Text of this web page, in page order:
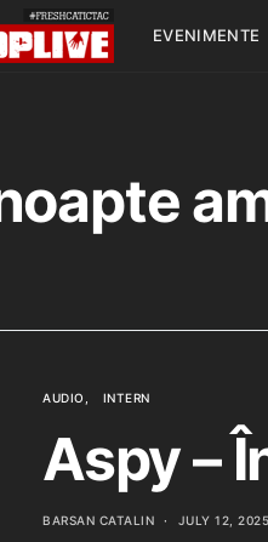
EVENIMENTE
AUDIO INTERN
Aspy –
BARSAN CATALIN JULY 12, 2025